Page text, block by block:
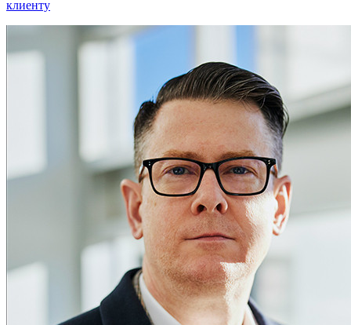
клиенту